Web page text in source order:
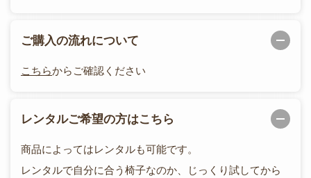
ご購入の流れについて
こちらからご確認ください
レンタルご希望の方はこちら
商品によってはレンタルも可能です。
レンタルで自分に合う椅子なのか、じっくり試してから